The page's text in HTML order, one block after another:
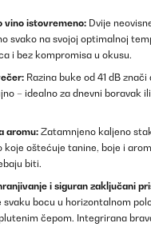
vino istovremeno: Dvije
svako na svojoj optimalnoj
i bez kompromisa u okusu.
Razina buke od 41 dB
– idealno za dnevni boravak
aromu: Zatamnjeno kaljeno
koje oštećuje tanine, boje i
biti.
i siguran zaključani
svaku bocu u horizontalnom
čepom. Integrirana